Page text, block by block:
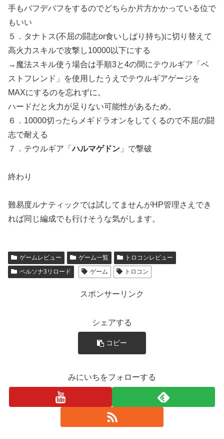
手もバフデバフをするのでどちらか片方かかっている位で
もいい
５．タナトス(不屈の闘志or食いしばり持ち)に切り替えて
高火力スキルで攻撃し10000以下にする
→魔法スキル使う場合は手順3と4の間にテウルギア「ベ
ストフレンド」を使用したうえでテウルギアゲージを
MAXにするのを忘れずに。
ハードだと火力が足りない可能性があるため。
６．10000切ったらメギドラオンをしてくるので不屈の闘
志で耐える
７．テウルギア「ハルマゲドン 」で撃破
終わり
難易度ルナティックでは試してませんがHP管理さえでき
れば同じ編成でも行けそうな気がします。
ゲームレビュー ゲーム一覧
トロコンレビュー
ペルソナ3リロード
ゲーム トロコン
スポンサーリンク
シェアする
コピー
みにいちをフォローする